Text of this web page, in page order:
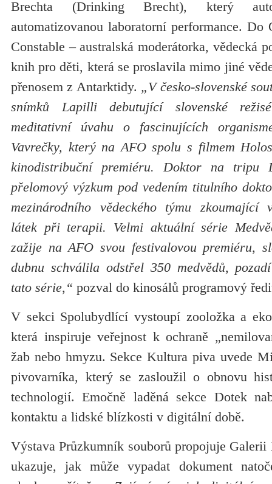
Brechta (Drinking Brecht), který
automatizovanou laboratorní performance.
Constable – australská moderátorka, vědecká
knih pro děti, která se proslavila mimo jiné
přenosem z Antarktidy. „V česko-slovenské
snímků Lapilli debutující slovenské
meditativní úvahu o fascinujících
Vavrečky, který na AFO spolu s filmem
kinodistribuční premiéru. Doktor na tripu
přelomový výzkum pod vedením titulního
mezinárodního vědeckého týmu zkoumající
látek při terapii. Velmi aktuální série
zažije na AFO svou festivalovou premiéru,
dubnu schválila odstřel 350 medvědů,
tato série,“ pozval do kinosálů programový
V sekci Spolubydlící vystoupí zooložka a
která inspiruje veřejnost k ochraně
žab nebo hmyzu. Sekce Kultura piva uvede
pivovarníka, který se zasloužil o obnovu
technologií. Emočně laděná sekce Dotek
kontaktu a lidské blízkosti v digitální době.
Výstava Průzkumník souborů propojuje
ukazuje, jak může vypadat dokument